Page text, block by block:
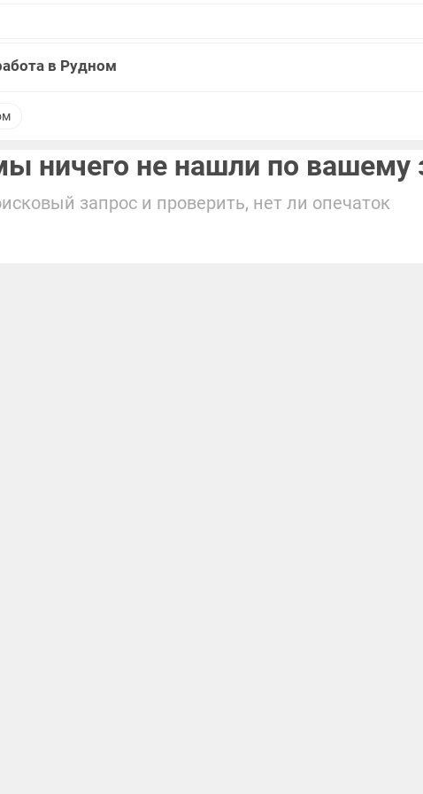
в Рудном
ничего не нашли по вашему
запрос и проверить, нет ли опечаток